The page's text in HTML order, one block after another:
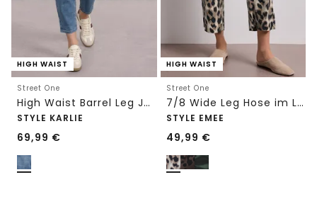
HIGH WAIST
Street One
High Waist Barrel Leg Jeans im Loose Fit
STYLE KARLIE
69,99 €
HIGH WAIST
Street One
7/8 Wide Leg Hose im Loose Fit mit Print
STYLE EMEE
49,99 €